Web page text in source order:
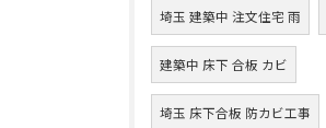
埼玉 建築中 注文住宅 雨
建築中 床下 合板 カビ
埼玉 床下合板 防カビ工事